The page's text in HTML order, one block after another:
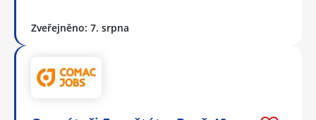
Zveřejněno: 7. srpna